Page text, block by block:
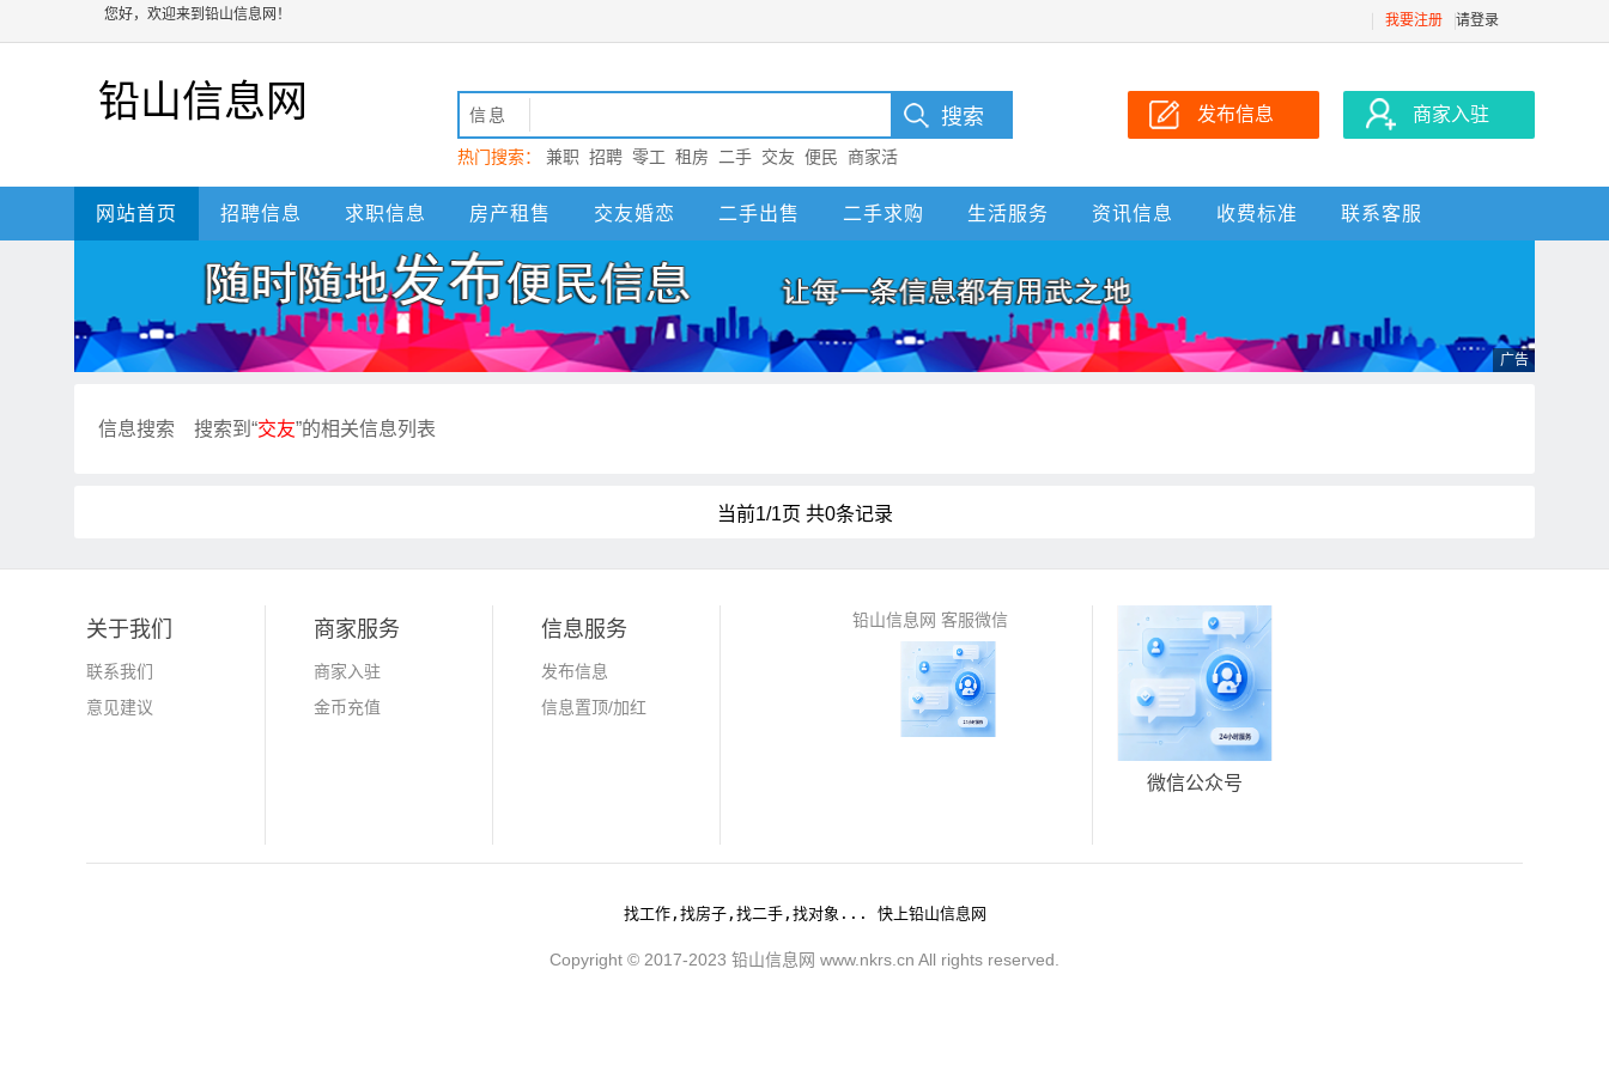
您好，欢迎来到铅山信息网！ 我要注册 请登录
铅山信息网 信息
热门搜索： 兼职 招聘 零工 租房 二手 交友 便民
商家活
动 铅山
发布信息 商家入驻
网站首页 招聘信息 求职信息 房产租售 交友婚恋 二手出售 二手求购 生活服务 资讯信息 收费标准 联系客服
信息搜索 搜索到“交友”的相关信息列表
当前1/1页 共0条记录
关于我们
联系我们
意见建议
商家服务
商家入驻
金币充值
信息服务
发布信息
信息置顶/加红
铅山信息网 客服微信
微信公众号
找工作,找房子,找二手,找对象... 快上铅山信息网
Copyright © 2017-2023 铅山信息网 www.nkrs.cn All rights reserved.